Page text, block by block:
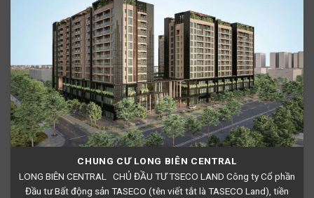
CHUNG CƯ LONG BIÊN CENTRAL
LONG BIÊN CENTRAL CHỦ ĐẦU TƯ TSECO LAND Công ty Cổ phần
Đầu tư Bất động sản TASECO (tên viết tắt là TASECO Land), tiền